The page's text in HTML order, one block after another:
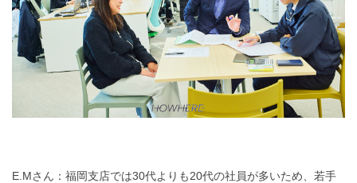
E.Mさん：福岡支店では30代よりも20代の社員が多いため、若手